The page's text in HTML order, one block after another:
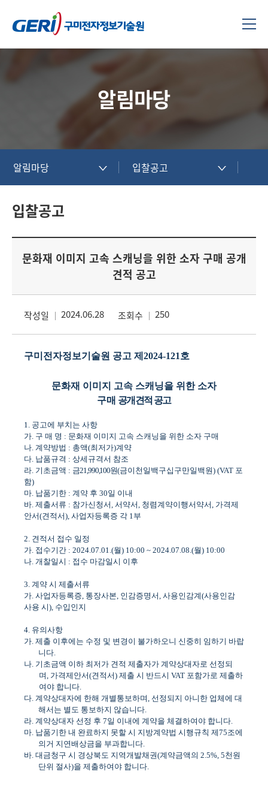
알림마당
알림마당 입찰공고
입찰공고
문화재 이미지 고속 스캐닝을 위한 소자 구매 공개
견적 공고
작성일 2024.06.28 조회수 250
구미전자정보기술원 공고 제 2024-121호
문화재 이미지 고속 스캐닝을 위한 소자
구매 공개견적 공고
1. 공고에 부치는 사항
가 구 매 명 : 문화재 이미지 고속 스캐닝을 위한 소자 구매
나 계약방법 : 총액(최저가)계약
다 납품규격 : 상세규격서 참조
라 기초금액 : 금21,990,100원(금이천일백구십구만일백원) (VAT 포
함)
마 납품기한 : 계약 후 30일 이내
바 제출서류 : 참가신청서 서약서 청렴계약이행서약서 가격제
안서(견적서), 사업자등록증 각 1 부
2. 견적서 접수 일정
가 접수기간 : 2024.07.01.(월) 10:00 ~ 2024.07.08.(월) 10:00
나 개찰일시 : 접수 마감일시 이후
3. 계약 시 제출서류
가 사업자등록증 통장사본 인감증명서 사용인감계(사용인감
사용 시), 수입인지
4. 유의사항
가 제출 이후에는 수정 및 변경이 불가하오니 신중히 임하기 바랍
니다.
나 기초금액 이하 최저가 견적 제출자가 계약상대자로 선정되
며 가격제안서(견적서)제출 시 반드시VAT 포함가로 제출하
여야 합니다
다 계약상대자에 한해 개별통보하며 선정되지 아니한 업체에 대
해서는 별도 통보하지 않습니다.
라 계약상대자 선정 후 7일 이내에 계약을 체결하여야 합니다
마 납품기한 내 완료하지 못할 시 지방계약법 시행규칙 제75조에
의거 지연배상금을 부과합니다.
바 대금청구 시 경상북도 지역개발채권(계약금액의 2.5%, 5천원
단위 절사)을 제출하여야 합니다.